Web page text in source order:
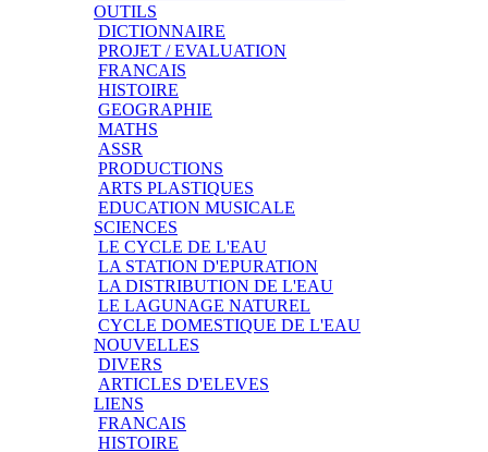
OUTILS
DICTIONNAIRE
PROJET / EVALUATION
FRANCAIS
HISTOIRE
GEOGRAPHIE
MATHS
ASSR
PRODUCTIONS
ARTS PLASTIQUES
EDUCATION MUSICALE
SCIENCES
LE CYCLE DE L'EAU
LA STATION D'EPURATION
LA DISTRIBUTION DE L'EAU
LE LAGUNAGE NATUREL
CYCLE DOMESTIQUE DE L'EAU
NOUVELLES
DIVERS
ARTICLES D'ELEVES
LIENS
FRANCAIS
HISTOIRE